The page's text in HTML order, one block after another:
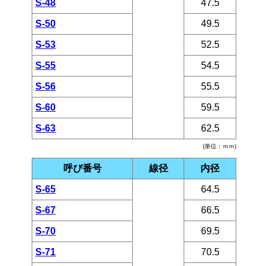
(単位：ｍｍ)
S-48 47.5
S-50 49.5
S-53 52.5
S-55 54.5
S-56 55.5
S-60 59.5
S-63 62.5
呼び番号 線径 内径
S-65 64.5
S-67 66.5
S-70 69.5
S-71 70.5